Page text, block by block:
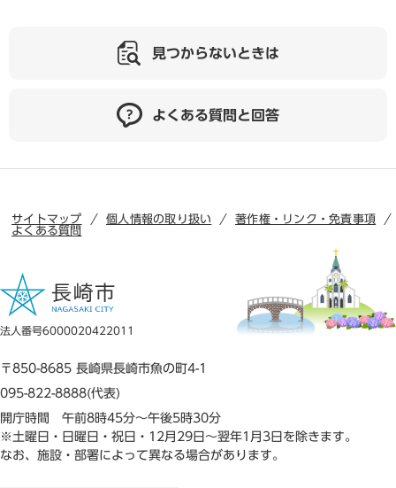
見つからないときは
よくある質問と回答
サイトマップ 個人情報の取り扱い
著作権・リンク・免責事項
よくある質問
法人番号6000020422011
〒850-8685 長崎県長崎市魚の町4-1
095-822-8888(代表)
開庁時間 午前8時45分～午後5時30分
※土曜日・日曜日・祝日・12月29日～翌年1月3日を除きます。
なお、施設・部署によって異なる場合があります。